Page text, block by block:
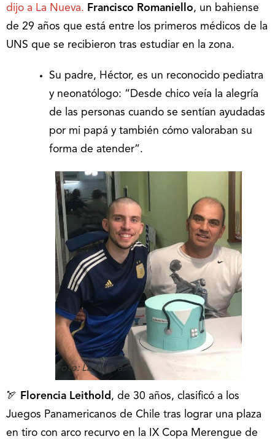
dijo a La Nueva. Francisco Romaniello, un bahiense
de 29 años que está entre los primeros médicos de la
UNS que se recibieron tras estudiar en la zona.
Su padre, Héctor, es un reconocido pediatra
y neonatólogo: “Desde chico veía la alegría
de las personas cuando se sentían ayudadas
por mi papá y también cómo valoraban su
forma de atender”.
Foto: La Nueva.
🏹 Florencia Leithold , de 30 años, clasificó a los
Juegos Panamericanos de Chile tras lograr una plaza
en tiro con arco recurvo en la IX Copa Merengue de